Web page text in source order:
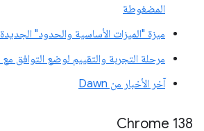
المضغوطة
ميزة "الميزات الأساسية والحدود" الجديدة
مرحلة التجربة والتقييم لوضع التوافق مع WebGPU
آخر الأخبار من Dawn
‫Chrome 138